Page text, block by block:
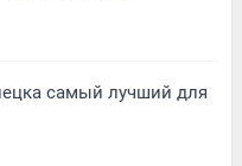
самый лучший для